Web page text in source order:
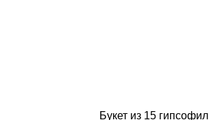
Букет из 15 гипсофил